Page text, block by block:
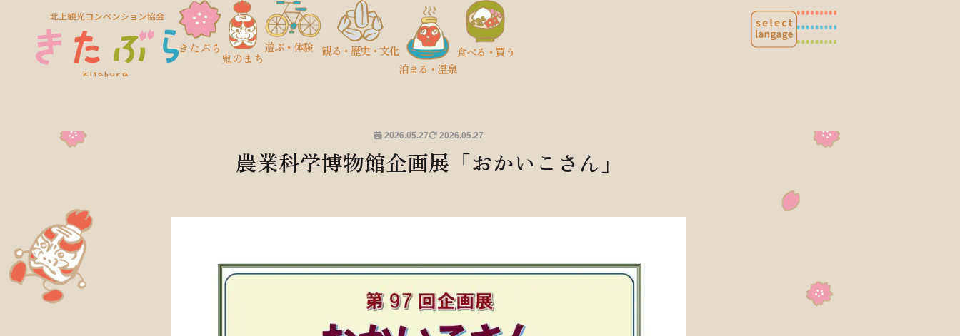
きたぶら
鬼のまち
遊ぶ・体験 観る ・歴史・文化
泊まる・温泉
食べる・買う
2026.05.27 2026.05.27
農業科学博物館企画展「おかいこさん」